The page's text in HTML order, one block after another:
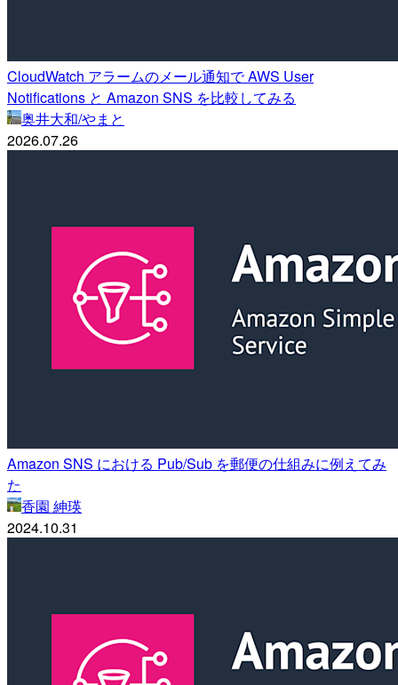
CloudWatch アラームのメール通知で AWS User
Notifications と Amazon SNS を比較してみる
奥井大和/やまと
2026.07.26
Amazon SNS における Pub/Sub を郵便の仕組みに例えてみ
た
香園 紳瑛
2024.10.31